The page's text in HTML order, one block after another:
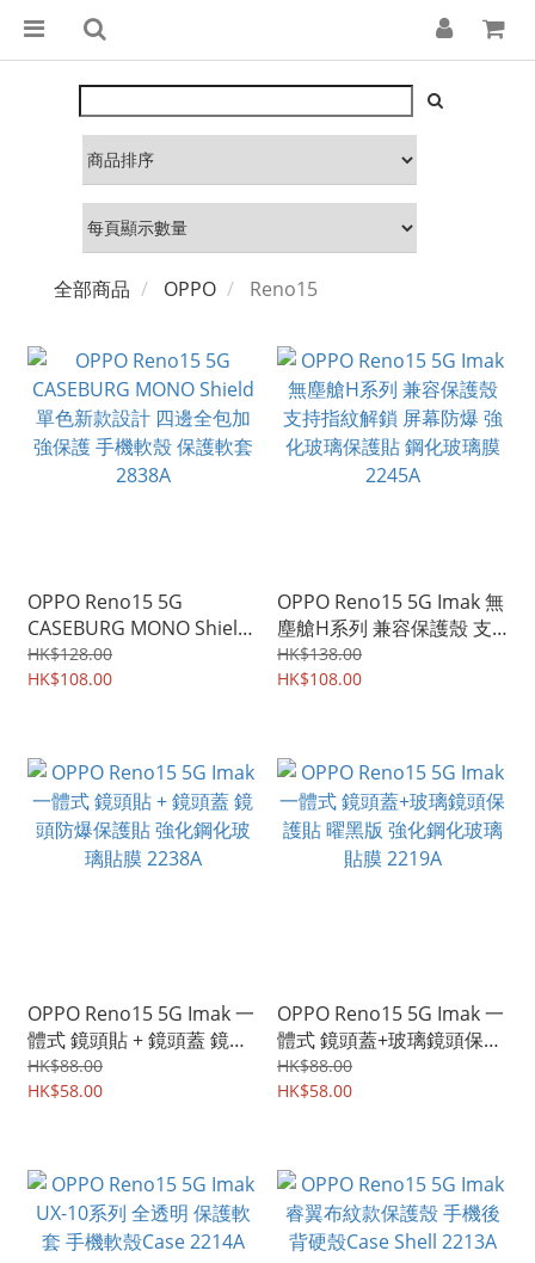
全部商品 OPPO Reno15
OPPO Reno15 5G
CASEBURG MONO Shield
單色新款設計 四邊全包加
強保護 手機軟殼 保護軟套
HK$128.00
HK$108.00
OPPO Reno15 5G Imak 無
塵艙H系列 兼容保護殼 支
持指紋解鎖 屏幕防爆 強化
玻璃保護貼 鋼化玻璃膜
HK$138.00
HK$108.00
OPPO Reno15 5G Imak 一
體式 鏡頭貼 + 鏡頭蓋 鏡頭
防爆保護貼 強化鋼化玻璃
貼膜 2238A
HK$88.00
HK$58.00
OPPO Reno15 5G Imak 一
體式 鏡頭蓋+玻璃鏡頭保護
貼 曜黑版 強化鋼化玻璃貼
膜 2219A
HK$88.00
HK$58.00